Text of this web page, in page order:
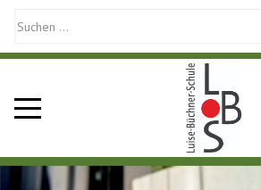
Mobile Menu Toggle